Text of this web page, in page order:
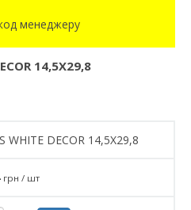
менеджеру
14,5X29,8
WHITE DECOR 14,5X29,8
грн / шт